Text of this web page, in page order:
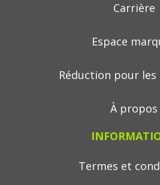
Carrière
Espace
Réduction pour
À propos
Termes et